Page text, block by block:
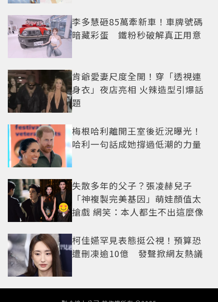
李多慧砸85萬牽新車！車牌號碼
暗藏彩蛋 鐵粉秒破解真正用意
肯爺愛妻尺度全開！穿「透視連
身衣」夜店亮相 火辣造型引爆話
題
梅根哈利離開王室後近況曝光！
哈利一句話成她撐過低潮的力量
失散多年的父子？張凌赫兒子
「神複製完美基因」萌娃顏值太
搶戲 網笑：本人都生不出這麼像
柯佳嬿罕見表態挺公視！預算恐
遭刪凍逾10億 發聲掀網友熱議